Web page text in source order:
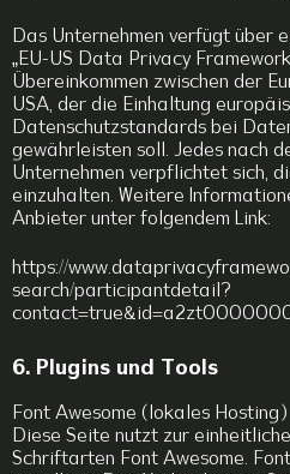
Das Unternehmen verfügt über
„EU-US Data Privacy
Übereinkommen zwischen der
USA, der die Einhaltung
Datenschutzstandards bei
gewährleisten soll. Jedes nach
Unternehmen verpflichtet sich,
einzuhalten. Weitere
Anbieter unter folgendem Link:
https://
search/participantdetail?
6. Plugins und Tools
Font Awesome (lokales Hosting)
Diese Seite nutzt zur
Schriftarten Font Awesome.